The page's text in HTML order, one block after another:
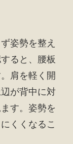
姿勢を整え
ると、腰板
肩を軽く開
が背中に対
す。姿勢を
くくなるこ